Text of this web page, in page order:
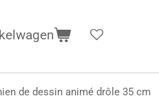
de dessin animé drôle 35 cm